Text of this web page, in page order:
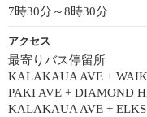
7時30分～8時30分
アクセス
最寄りバス停留所
KALAKAUA AVE +
PAKI AVE + DIAMOND
KALAKAUA AVE +